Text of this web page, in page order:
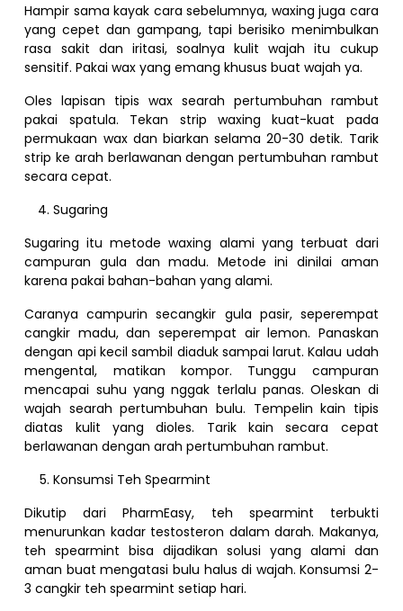
Hampir sama kayak cara sebelumnya, waxing juga cara
yang cepet dan gampang, tapi berisiko menimbulkan
rasa sakit dan iritasi, soalnya kulit wajah itu cukup
sensitif. Pakai wax yang emang khusus buat wajah ya.
Oles lapisan tipis wax searah pertumbuhan rambut
pakai spatula. Tekan strip waxing kuat-kuat pada
permukaan wax dan biarkan selama 20-30 detik. Tarik
strip ke arah berlawanan dengan pertumbuhan rambut
secara cepat.
Sugaring
Sugaring itu metode waxing alami yang terbuat dari
campuran gula dan madu. Metode ini dinilai aman
karena pakai bahan-bahan yang alami.
Caranya campurin secangkir gula pasir, seperempat
cangkir madu, dan seperempat air lemon. Panaskan
dengan api kecil sambil diaduk sampai larut. Kalau udah
mengental, matikan kompor. Tunggu campuran
mencapai suhu yang nggak terlalu panas. Oleskan di
wajah searah pertumbuhan bulu. Tempelin kain tipis
diatas kulit yang dioles. Tarik kain secara cepat
berlawanan dengan arah pertumbuhan rambut.
Konsumsi Teh Spearmint
Dikutip dari PharmEasy, teh spearmint terbukti
menurunkan kadar testosteron dalam darah. Makanya,
teh spearmint bisa dijadikan solusi yang alami dan
aman buat mengatasi bulu halus di wajah. Konsumsi 2-
3 cangkir teh spearmint setiap hari.